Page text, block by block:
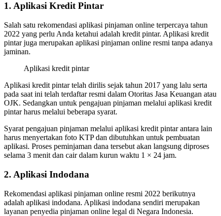
1. Aplikasi Kredit Pintar
Salah satu rekomendasi aplikasi pinjaman online terpercaya tahun
2022 yang perlu Anda ketahui adalah kredit pintar. Aplikasi kredit
pintar juga merupakan aplikasi pinjaman online resmi tanpa adanya
jaminan.
Aplikasi kredit pintar
Aplikasi kredit pintar telah dirilis sejak tahun 2017 yang lalu serta
pada saat ini telah terdaftar resmi dalam Otoritas Jasa Keuangan atau
OJK. Sedangkan untuk pengajuan pinjaman melalui aplikasi kredit
pintar harus melalui beberapa syarat.
Syarat pengajuan pinjaman melalui aplikasi kredit pintar antara lain
harus menyertakan foto KTP dan dibutuhkan untuk pembuatan
aplikasi. Proses peminjaman dana tersebut akan langsung diproses
selama 3 menit dan cair dalam kurun waktu 1 × 24 jam.
2. Aplikasi Indodana
Rekomendasi aplikasi pinjaman online resmi 2022 berikutnya
adalah aplikasi indodana. Aplikasi indodana sendiri merupakan
layanan penyedia pinjaman online legal di Negara Indonesia.